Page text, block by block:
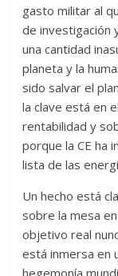
gasto militar al
de investigación
una cantidad
planeta y la
sido salvar el
la clave está en
rentabilidad y
porque la CE ha
lista de las
Un hecho está
sobre la mesa
objetivo real
está inmersa en
hegemonía